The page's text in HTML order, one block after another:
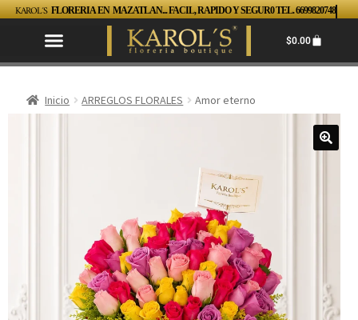
KAROL´S FLORERIA EN MAZATLAN... FACIL, RAPIDO Y SEGUR0 TEL. 6699820748
$0.00
Inicio ARREGLOS FLORALES Amor eterno